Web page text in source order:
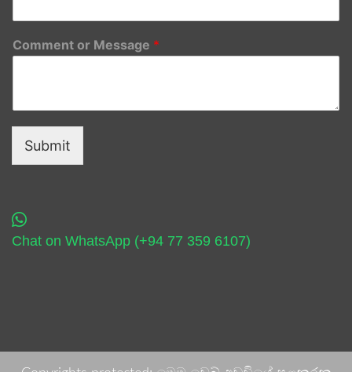
Comment or Message *
Submit
Chat on WhatsApp (+94 77 359 6107)